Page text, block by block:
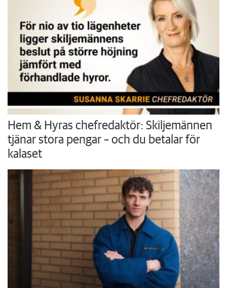
Hem & Hyras chefredaktör: Skiljemännen
tjänar stora pengar – och du betalar för
kalaset